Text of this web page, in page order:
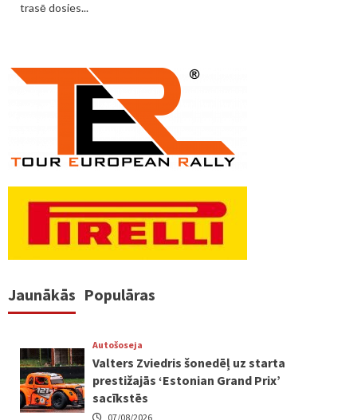
trasē dosies...
Jaunākās Populāras
Autošoseja
Valters Zviedris šonedēļ uz starta
prestižajās ‘Estonian Grand Prix’
sacīkstēs
07/08/2026